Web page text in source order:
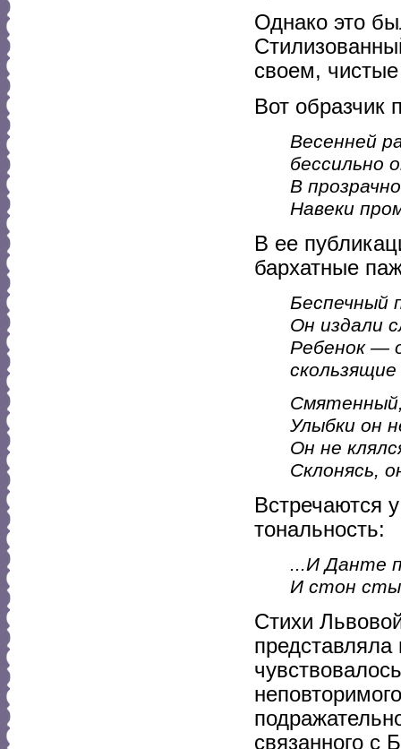
Однако это
своем,
Вот
Весенней
бессильно
В
Навеки
В ее
бархатные
Беспечный
Он издали
Ребенок —
Улыбки он
Он не
Склонясь,
Встречаются
тональность:
...И Данте
И стон
Стихи
представляла
связанного с